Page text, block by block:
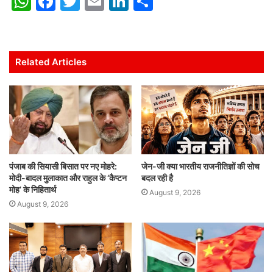
s
A
p
p
e
b
o
o
k
er l
e
dI
n
e
Related Articles
पंजाब की सियासी बिसात पर नए मोहरे:
मोदी-बादल मुलाकात और राहुल के ‘कैप्टन
मोह’ के निहितार्थ
August 9, 2026
जेन-जी क्या भारतीय राजनीतिज्ञों की सोच
बदल रही है
August 9, 2026